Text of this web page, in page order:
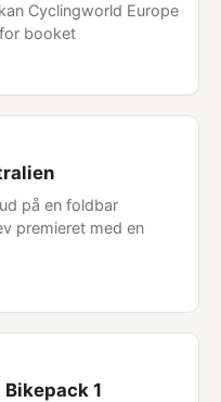
Cyclingworld Europe
booket
på en foldbar
premieret med en
Bikepack 1